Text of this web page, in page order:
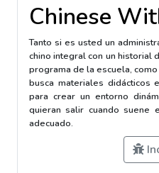
Chinese
Tanto si es usted un
chino integral con un historial
programa de la escuela,
busca materiales didácticos
para crear un entorno
quieran salir cuando
adecuado.